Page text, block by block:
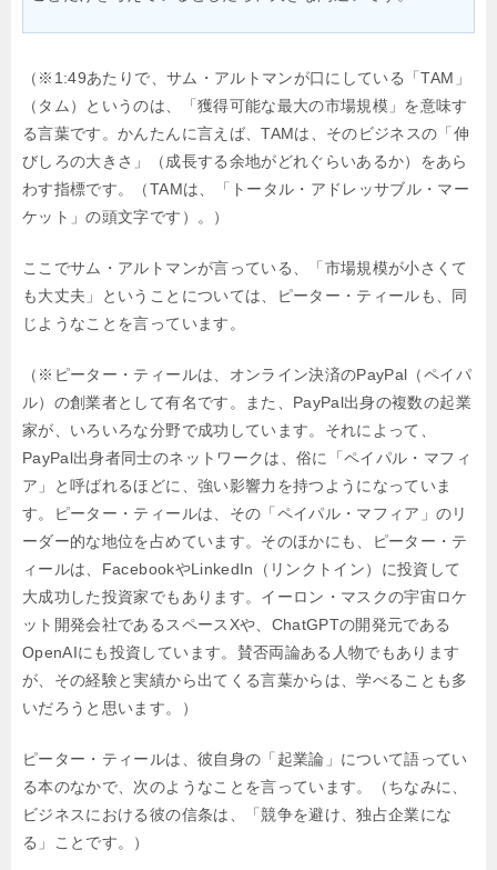
（※1:49あたりで、サム・アルトマンが口にしている「TAM」
（タム）というのは、「獲得可能な最大の市場規模」を意味す
る言葉です。かんたんに言えば、TAMは、そのビジネスの「伸
びしろの大きさ」（成長する余地がどれぐらいあるか）をあら
わす指標です。（TAMは、「トータル・アドレッサブル・マー
ケット」の頭文字です）。）
ここでサム・アルトマンが言っている、「市場規模が小さくて
も大丈夫」ということについては、ピーター・ティールも、同
じようなことを言っています。
（※ピーター・ティールは、オンライン決済のPayPal（ペイパ
ル）の創業者として有名です。また、PayPal出身の複数の起業
家が、いろいろな分野で成功しています。それによって、
PayPal出身者同士のネットワークは、俗に「ペイパル・マフィ
ア」と呼ばれるほどに、強い影響力を持つようになっていま
す。ピーター・ティールは、その「ペイパル・マフィア」のリ
ーダー的な地位を占めています。そのほかにも、ピーター・テ
ィールは、FacebookやLinkedIn（リンクトイン）に投資して
大成功した投資家でもあります。イーロン・マスクの宇宙ロケ
ット開発会社であるスペースXや、ChatGPTの開発元である
OpenAIにも投資しています。賛否両論ある人物でもあります
が、その経験と実績から出てくる言葉からは、学べることも多
いだろうと思います。）
ピーター・ティールは、彼自身の「起業論」について語ってい
る本のなかで、次のようなことを言っています。（ちなみに、
ビジネスにおける彼の信条は、「競争を避け、独占企業にな
る」ことです。）